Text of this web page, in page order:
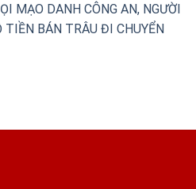
MẠO DANH CÔNG AN, NGƯỜI
BÁN TRÂU ĐI CHUYỂN